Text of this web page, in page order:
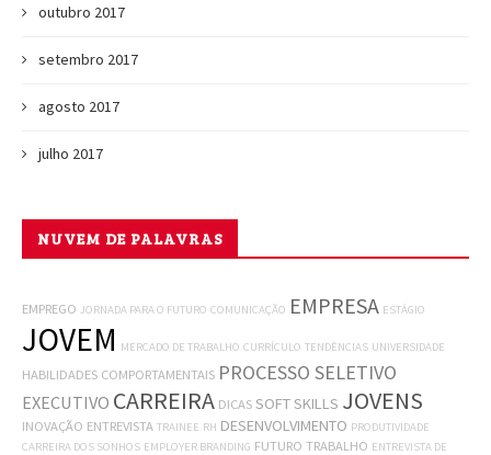
outubro 2017
setembro 2017
agosto 2017
julho 2017
NUVEM DE PALAVRAS
EMPREGO JORNADA PARA O FUTURO COMUNICAÇÃO EMPRESA ESTÁGIO
JOVEM MERCADO DE TRABALHO CURRÍCULO TENDÊNCIAS UNIVERSIDADE
HABILIDADES COMPORTAMENTAIS PROCESSO SELETIVO
EXECUTIVO CARREIRA DICAS SOFT SKILLS JOVENS
INOVAÇÃO ENTREVISTA TRAINEE RH DESENVOLVIMENTO PRODUTIVIDADE
CARREIRA DOS SONHOS EMPLOYER BRANDING FUTURO TRABALHO ENTREVISTA DE